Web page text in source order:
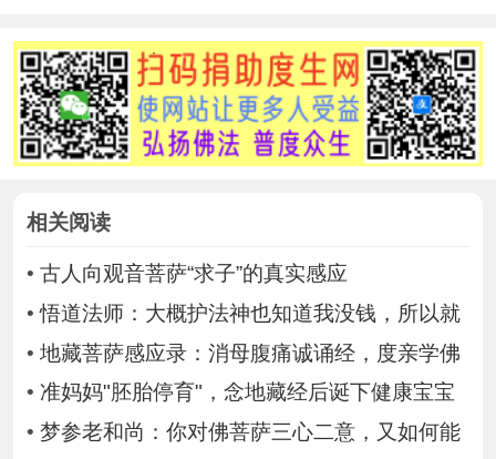
相关阅读
• 古人向观音菩萨“求子”的真实感应
•悟道法师：大概护法神也知道我没钱，所以就
• 地藏菩萨感应录：消母腹痛诚诵经，度亲学佛
• 准妈妈"胚胎停育"，念地藏经后诞下健康宝宝
• 梦参老和尚：你对佛菩萨三心二意，又如何能